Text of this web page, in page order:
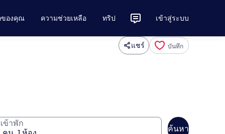
ของคุณ ความช่วยเหลือ ทริป เข้าสู่ระบบ
แชร์ บันทึก
ข้าพัก
ค้นหา